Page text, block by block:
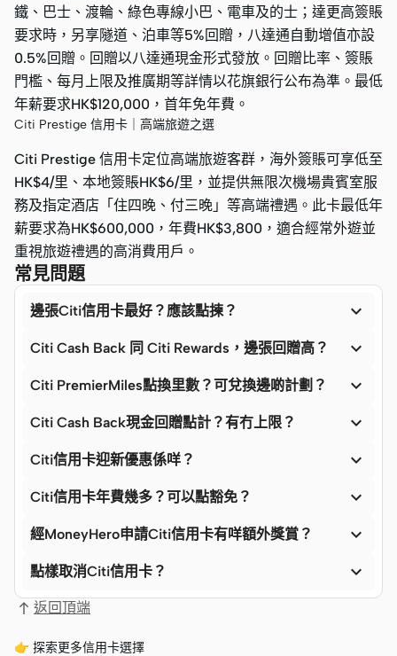
鐵、巴士、渡輪、綠色專線小巴、電車及的士；達更高簽賬
要求時，另享隧道、泊車等5%回贈，八達通自動增值亦設
0.5%回贈。回贈以八達通現金形式發放。回贈比率、簽賬
門檻、每月上限及推廣期等詳情以花旗銀行公布為準。最低
年薪要求HK$120,000，首年免年費。
Citi Prestige 信用卡｜高端旅遊之選
Citi Prestige 信用卡定位高端旅遊客群，海外簽賬可享低至
HK$4/里、本地簽賬HK$6/里，並提供無限次機場貴賓室服
務及指定酒店「住四晚、付三晚」等高端禮遇。此卡最低年
薪要求為HK$600,000，年費HK$3,800，適合經常外遊並
重視旅遊禮遇的高消費用戶。
常見問題
邊張Citi信用卡最好？應該點揀？ 
Citi Cash Back 同 Citi Rewards，邊張回贈高？ 
Citi PremierMiles點換里數？可兌換邊啲計劃？ 
Citi Cash Back現金回贈點計？有冇上限？ 
Citi信用卡迎新優惠係咩？ 
Citi信用卡年費幾多？可以點豁免？ 
經MoneyHero申請Citi信用卡有咩額外獎賞？ 
點樣取消Citi信用卡？ 
返回頂端
👉 探索更多信用卡選擇